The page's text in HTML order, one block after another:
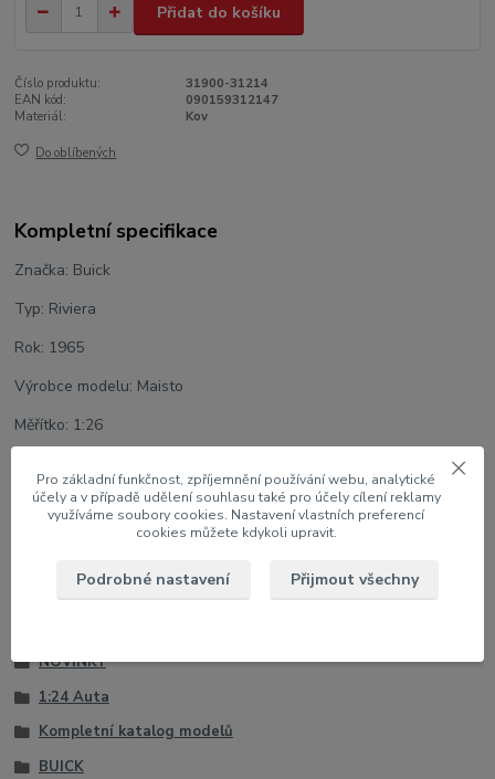
Přidat do košíku
Číslo produktu:
31900-31214
EAN kód:
090159312147
Materiál:
Kov
Do oblíbených
Kompletní specifikace
Značka: Buick
Typ: Riviera
Rok: 1965
Výrobce modelu: Maisto
Měřítko: 1:26
Barva: Modrá met.
U modelu lze otevřít dveře, víko motoru
NOVINKY
1:24 Auta
Kompletní katalog modelů
BUICK
Pro základní funkčnost, zpříjemnění používání webu, analytické
účely a v případě udělení souhlasu také pro účely cílení reklamy
využíváme soubory cookies. Nastavení vlastních preferencí
cookies můžete kdykoli upravit.
Podrobné nastavení Přijmout všechny